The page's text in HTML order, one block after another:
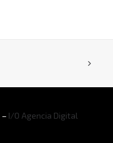
– I/O Agencia Digital